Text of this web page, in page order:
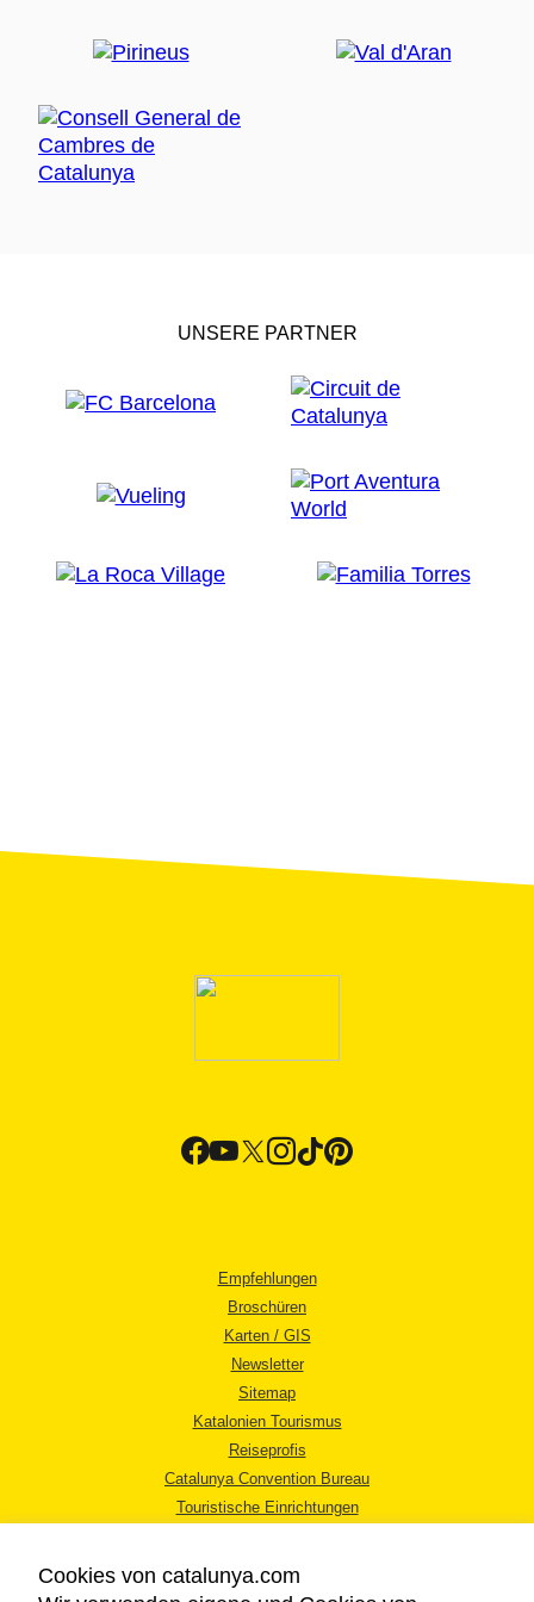
UNSERE PARTNER
Empfehlungen
Broschüren
Karten / GIS
Newsletter
Sitemap
Katalonien Tourismus
Reiseprofis
Catalunya Convention Bureau
Touristische Einrichtungen
Cookies von catalunya.com